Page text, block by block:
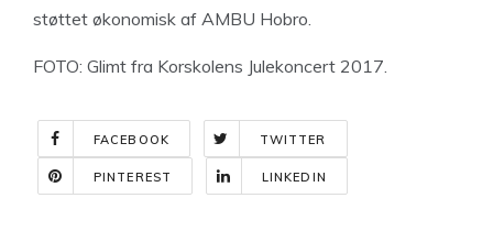
støttet økonomisk af AMBU Hobro.
FOTO: Glimt fra Korskolens Julekoncert 2017.
FACEBOOK TWITTER
PINTEREST LINKEDIN